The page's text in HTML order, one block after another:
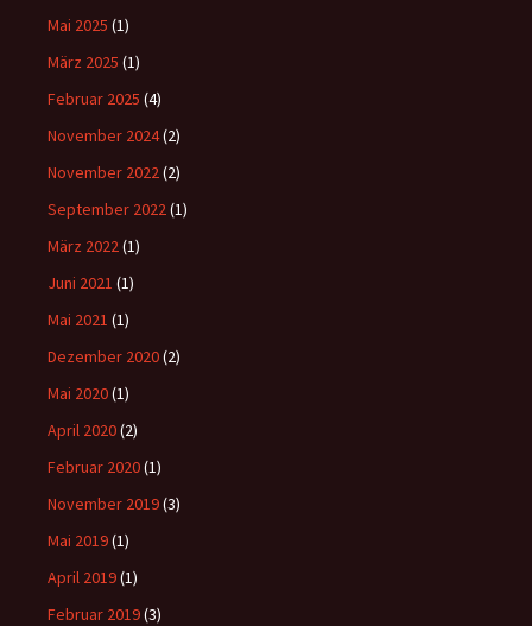
Mai 2025 (1)
März 2025 (1)
Februar 2025 (4)
November 2024(2)
November 2022(2)
September 2022(1)
März 2022(1)
Juni 2021 (1)
Mai 2021 (1)
Dezember 2020(2)
Mai 2020(1)
April 2020(2)
Februar 2020(1)
November 2019(3)
Mai 2019(1)
April 2019(1)
Februar 2019(3)